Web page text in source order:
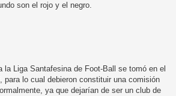
son el rojo y el negro.
la Liga Santafesina de Foot-Ball se tomó en el
para lo cual debieron constituir una comisión
ya que dejarían de ser un club de